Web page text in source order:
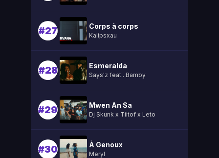
#27 Corps à corps
Kalipsxau
#28 Esmeralda
Says'z feat.. Bamby
#29 Mwen An Sa
Dj Skunk x Tiitof x Leto
#30 À Genoux
Meryl